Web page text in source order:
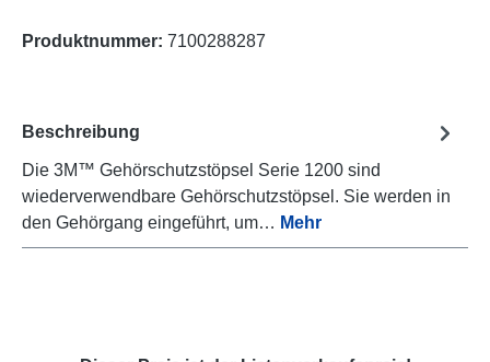
Produktnummer: 7100288287
Beschreibung
Die 3M™ Gehörschutzstöpsel Serie 1200 sind
wiederverwendbare Gehörschutzstöpsel. Sie werden in
den Gehörgang eingeführt, um… Mehr